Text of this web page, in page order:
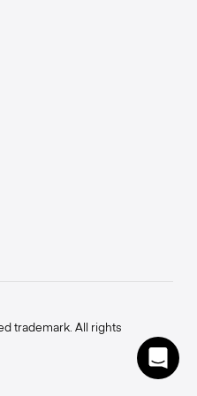
trademark. All rights